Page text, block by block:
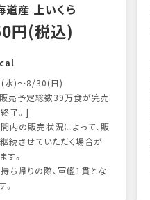
道産 上いくら
円(税込)
水)～8/30(日)
売予定総数39万食が完売
了。]
内の販売状況によって、販
続させていただく場合が
す。
ち帰りの際、軍艦1貫とな
。